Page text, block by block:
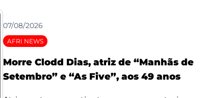
07/08/2026
AFRI NEWS
Morre Clodd Dias, atriz de “Manhãs de
Setembro” e “As Five”, aos 49 anos